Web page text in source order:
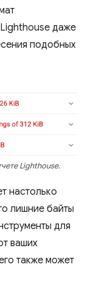
даже
подобных
Lighthouse.
настолько
лишние байты
для
ваших
также может